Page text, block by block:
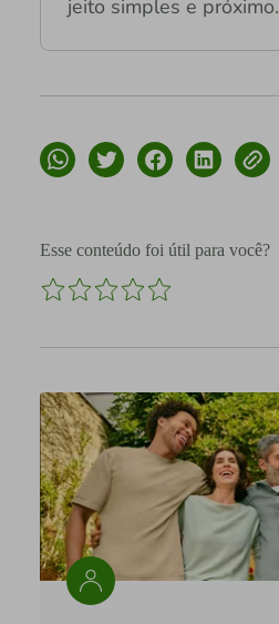
jeito simples e próximo.
Esse conteúdo foi útil para você?